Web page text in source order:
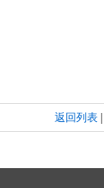
返回列表